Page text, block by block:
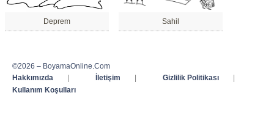
Deprem Sahil
©2026 – BoyamaOnline.Com
Hakkımızda
İletişim Gizlilik Politikası
Kullanım Koşulları